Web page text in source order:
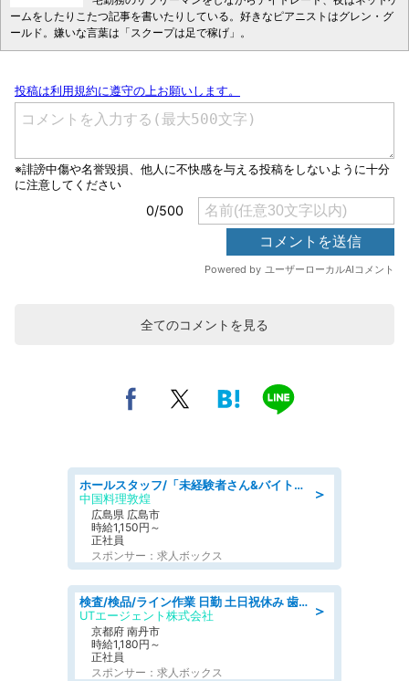
ームをしたりこたつ記事を書いたりしている。好きなピアニストはグレン・グ
ールド。嫌いな言葉は「スクープは足で稼げ」。
全てのコメントを見る
＞
ホールスタッフ/「未経験者さん&バイトデビューも大歓迎」残業ほぼなし×1日3時間〜勤務OK!フォロー体制も充実/広島県/広島市南区
中国料理敦煌
広島県 広島市
時給1,150円～
正社員
スポンサー：求人ボックス
＞
検査/検品/ライン作業 日勤 土日祝休み 歯科模型製造 有償休憩あり 残業ほぼなし
UTエージェント株式会社
京都府 南丹市
時給1,180円～
正社員
スポンサー：求人ボックス